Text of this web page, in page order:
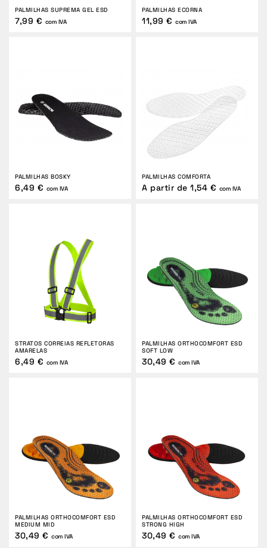
PALMILHAS SUPREMA GEL ESD
7,99 € com IVA
PALMILHAS ECORNA
11,99 € com IVA
PALMILHAS BOSKY
6,49 € com IVA
PALMILHAS COMFORTA
A partir de 1,54 € com IVA
STRATOS CORREIAS REFLETORAS
AMARELAS
6,49 € com IVA
PALMILHAS ORTHOCOMFORT ESD
SOFT LOW
30,49 € com IVA
PALMILHAS ORTHOCOMFORT ESD
MEDIUM MID
30,49 € com IVA
PALMILHAS ORTHOCOMFORT ESD
STRONG HIGH
30,49 € com IVA